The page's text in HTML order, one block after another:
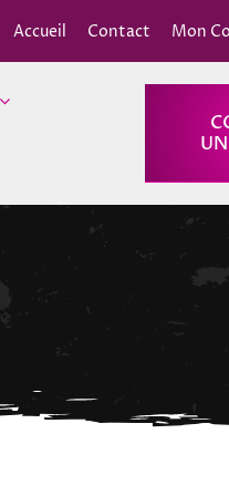
Accueil Contact Mon